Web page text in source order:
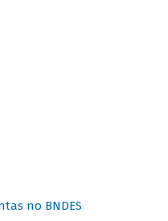
no BNDES